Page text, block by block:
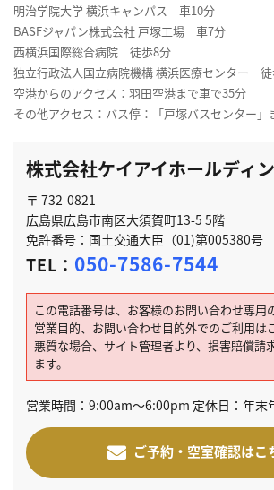
明治学院大学 横浜キャンパス 車10分
BASFジャパン株式会社 戸塚工場 車7分
西横浜国際総合病院 徒歩8分
独立行政法人国立病院機構 横浜医療センター
空港からのアクセス：羽田空港まで車で35分
その他アクセス：バス停：「戸塚バスセンター」
株式会社ケイアイホールディ
〒 732-0821
広島県広島市南区大須賀町13-5 5階
免許番号：国土交通大臣（01)第005380号
TEL： 050-7586-7544
この電話番号は、お客様のお問い合わせ専用
営業目的、お問い合わせ目的外でのご利用は
悪質な場合、サイト管理者より、損害賠償請
ます。
営業時間：9:00am～6:00pm 定休日：年末
ご予約・空室確認はこ